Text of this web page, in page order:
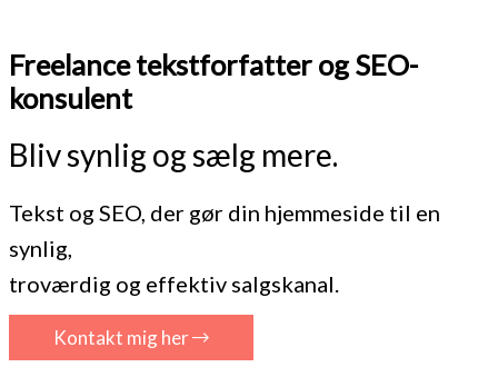
Freelance tekstforfatter og SEO-
konsulent
Bliv synlig og sælg mere.
Tekst og SEO, der gør din hjemmeside til en
synlig,
troværdig og effektiv salgskanal.
Kontakt mig her